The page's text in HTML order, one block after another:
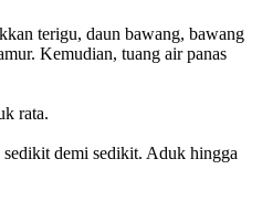
terigu, daun bawang, bawang
Kemudian, tuang air panas
rata.
demi sedikit. Aduk hingga